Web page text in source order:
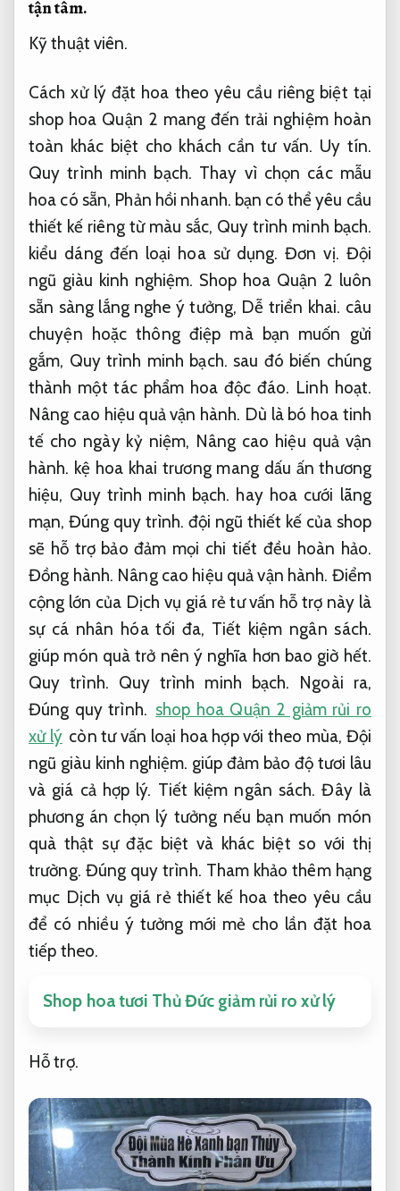
tận tâm.
Kỹ thuật viên.
Cách xử lý đặt hoa theo yêu cầu riêng biệt tại
shop hoa Quận 2 mang đến trải nghiệm hoàn
toàn khác biệt cho khách cần tư vấn. Uy tín.
Quy trình minh bạch. Thay vì chọn các mẫu
hoa có sẵn, Phản hồi nhanh. bạn có thể yêu cầu
thiết kế riêng từ màu sắc, Quy trình minh bạch.
kiểu dáng đến loại hoa sử dụng.Đơn vị. Đội
ngũ giàu kinh nghiệm. Shop hoa Quận 2 luôn
sẵn sàng lắng nghe ý tưởng, Dễ triển khai. câu
chuyện hoặc thông điệp mà bạn muốn gửi
gắm, Quy trình minh bạch. sau đó biến chúng
thành một tác phẩm hoa độc đáo. Linh hoạt.
Nâng cao hiệu quả vận hành. Dù là bó hoa tinh
tế cho ngày kỷ niệm, Nâng cao hiệu quả vận
hành. kệ hoa khai trương mang dấu ấn thương
hiệu, Quy trình minh bạch. hay hoa cưới lãng
mạn, Đúng quy trình. đội ngũ thiết kế của shop
sẽ hỗ trợ bảo đảm mọi chi tiết đều hoàn hảo.
Đồng hành. Nâng cao hiệu quả vận hành. Điểm
cộng lớn của Dịch vụ giá rẻ tư vấn hỗ trợ này là
sự cá nhân hóa tối đa, Tiết kiệm ngân sách.
giúp món quà trở nên ý nghĩa hơn bao giờ hết.
Quy trình. Quy trình minh bạch. Ngoài ra,
Đúng quy trình. shop hoa Quận 2 giảm rủi ro
xử lý còn tư vấn loại hoa hợp với theo mùa, Đội
ngũ giàu kinh nghiệm. giúp đảm bảo độ tươi lâu
và giá cả hợp lý. Tiết kiệm ngân sách. Đây là
phương án chọn lý tưởng nếu bạn muốn món
quà thật sự đặc biệt và khác biệt so với thị
trường. Đúng quy trình. Tham khảo thêm hạng
mục Dịch vụ giá rẻ thiết kế hoa theo yêu cầu
để có nhiều ý tưởng mới mẻ cho lần đặt hoa
tiếp theo.
Shop hoa tươi Thủ Đức giảm rủi ro xử lý
Hỗ trợ.